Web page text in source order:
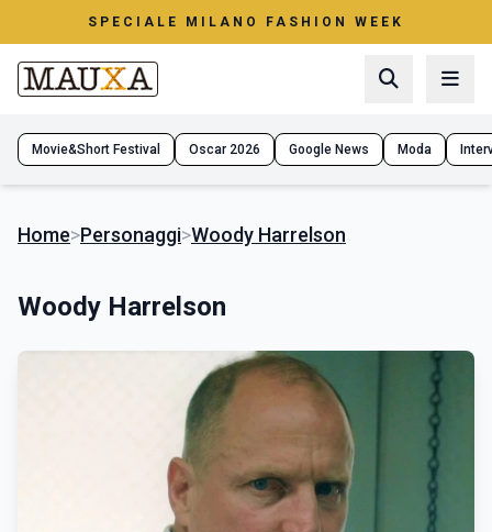
SPECIALE MILANO FASHION WEEK
Movie&Short Festival Oscar 2026 Google News Moda
Home>Personaggi>Woody Harrelson
Woody Harrelson